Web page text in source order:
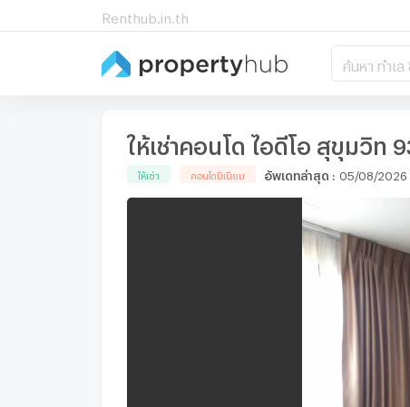
Renthub.in.th
ค้นหา ทำเ
ให้เช่าคอนโด ไอดีโอ สุขุมวิท
ให้เช่า คอนโดมิเนียม อัพเดทล่าสุด : 05/08/2026